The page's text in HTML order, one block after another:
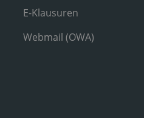
E-Klausuren
Webmail (OWA)